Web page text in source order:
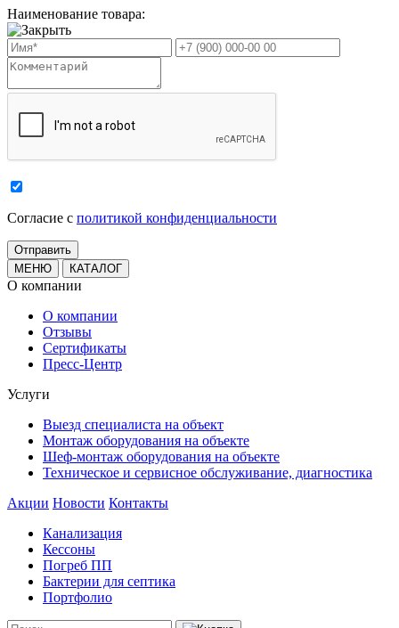
Наименование товара:
Cогласие с политикой конфиденциальности
МЕНЮ КАТАЛОГ
О компании
О компании
Отзывы
Сертификаты
Пресс-Центр
Услуги
Выезд специалиста на объект
Монтаж оборудования на объекте
Шеф-монтаж оборудования на объекте
Техническое и сервисное обслуживание, диагностика
Акции Новости Контакты
Канализация
Кессоны
Погреб ПП
Бактерии для септика
Портфолио